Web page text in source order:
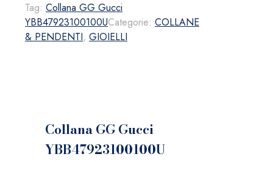
Tag: Collana GG Gucci
YBB47923100100UCategorie: COLLANE
& PENDENTI, GIOIELLI
Collana GG Gucci
YBB47923100100U